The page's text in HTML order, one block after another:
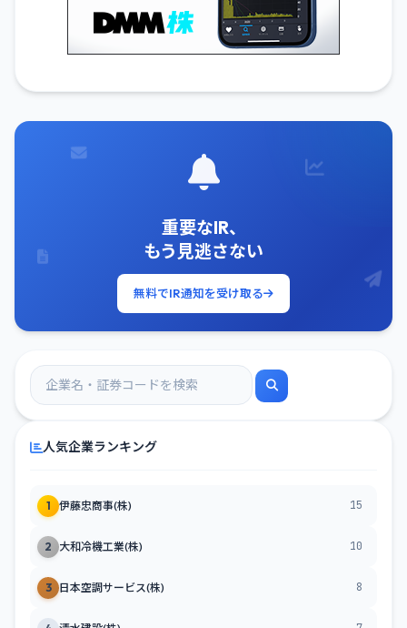
重要なIR、
もう見逃さない
無料でIR通知を受け取る
人気企業ランキング
1 伊藤忠商事(株) 15
2 大和冷機工業(株) 10
3 日本空調サービス(株) 8